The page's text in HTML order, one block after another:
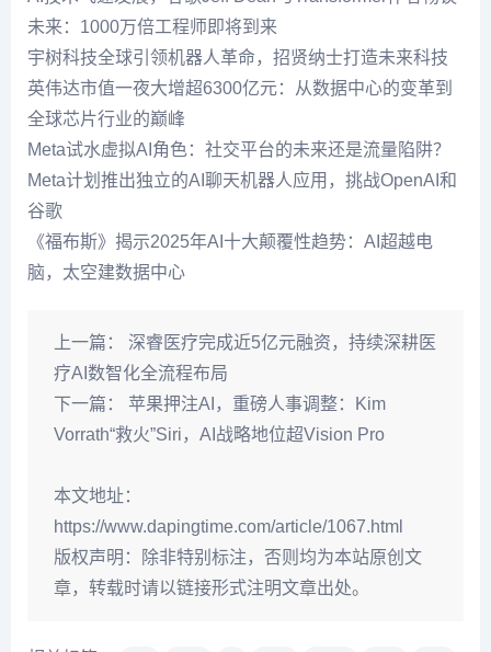
未来：1000万倍工程师即将到来
宇树科技全球引领机器人革命，招贤纳士打造未来科技
英伟达市值一夜大增超6300亿元：从数据中心的变革到
全球芯片行业的巅峰
Meta试水虚拟AI角色：社交平台的未来还是流量陷阱？
Meta计划推出独立的AI聊天机器人应用，挑战OpenAI和
谷歌
《福布斯》揭示2025年AI十大颠覆性趋势：AI超越电
脑，太空建数据中心
上一篇： 深睿医疗完成近5亿元融资，持续深耕医
疗AI数智化全流程布局
下一篇： 苹果押注AI，重磅人事调整：Kim
Vorrath“救火”Siri，AI战略地位超Vision Pro
本文地址：
https://www.dapingtime.com/article/1067.html
版权声明：
除非特别标注，否则均为本站原创文
章，转载时请以链接形式注明文章出处。